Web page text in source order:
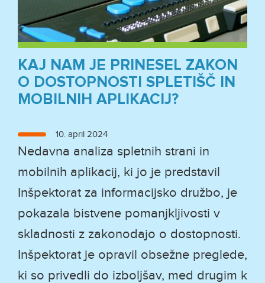
KAJ NAM JE PRINESEL ZAKON
O DOSTOPNOSTI SPLETIŠČ IN
MOBILNIH APLIKACIJ?
Objavljeno
dne
10. april 2024
Nedavna analiza spletnih strani in
mobilnih aplikacij, ki jo je predstavil
Inšpektorat za informacijsko družbo, je
pokazala bistvene pomanjkljivosti v
skladnosti z zakonodajo o dostopnosti.
Inšpektorat je opravil obsežne preglede,
ki so privedli do izboljšav, med drugim k